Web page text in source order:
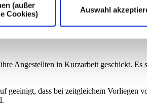
(außer
Cookies)
Auswahl
bei Kurzarbeit?
Angestellten in Kurzarbeit geschickt.
geeinigt, dass bei zeitgleichem